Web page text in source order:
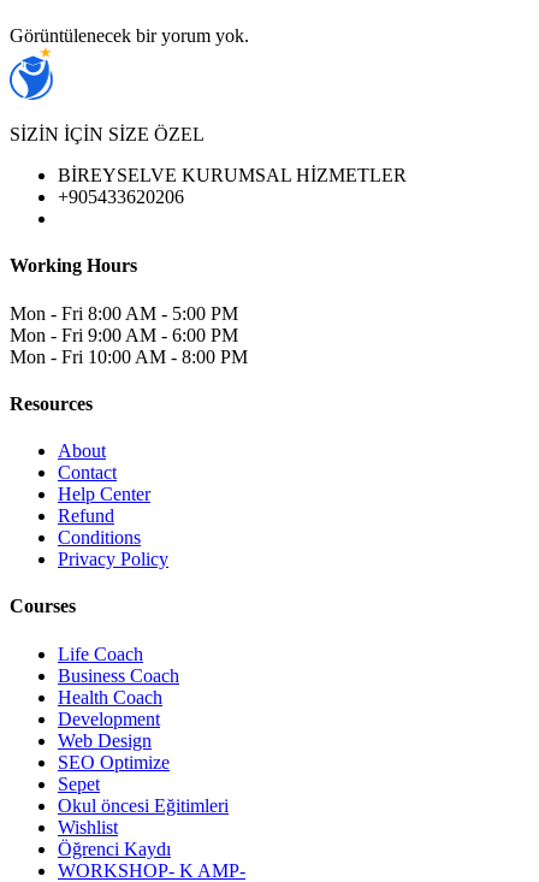
Görüntülenecek bir yorum yok.
SİZİN İÇİN SİZE ÖZEL
BİREYSELVE KURUMSAL HİZMETLER
+905433620206
Working Hours
Mon - Fri 8:00 AM - 5:00 PM
Mon - Fri 9:00 AM - 6:00 PM
Mon - Fri 10:00 AM - 8:00 PM
Resources
About
Contact
Help Center
Refund
Conditions
Privacy Policy
Courses
Life Coach
Business Coach
Health Coach
Development
Web Design
SEO Optimize
Sepet
Okul öncesi Eğitimleri
Wishlist
Öğrenci Kaydı
WORKSHOP- K AMP-